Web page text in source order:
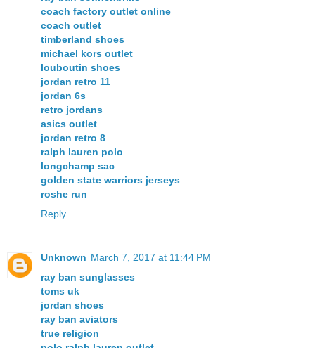
coach factory outlet online
coach outlet
timberland shoes
michael kors outlet
louboutin shoes
jordan retro 11
jordan 6s
retro jordans
asics outlet
jordan retro 8
ralph lauren polo
longchamp sac
golden state warriors jerseys
roshe run
Reply
Unknown March 7, 2017 at 11:44 PM
ray ban sunglasses
toms uk
jordan shoes
ray ban aviators
true religion